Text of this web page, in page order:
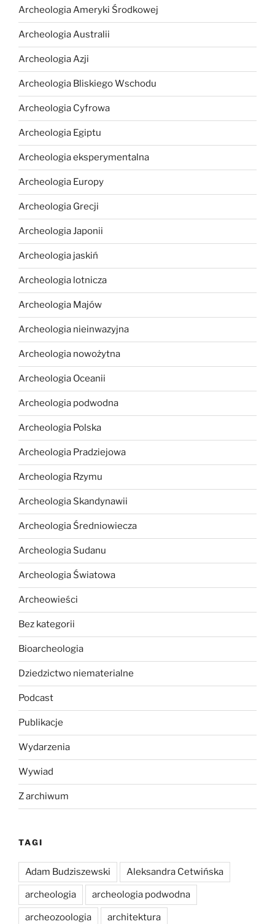
Archeologia Ameryki Środkowej
Archeologia Australii
Archeologia Azji
Archeologia Bliskiego Wschodu
Archeologia Cyfrowa
Archeologia Egiptu
Archeologia eksperymentalna
Archeologia Europy
Archeologia Grecji
Archeologia Japonii
Archeologia jaskiń
Archeologia lotnicza
Archeologia Majów
Archeologia nieinwazyjna
Archeologia nowożytna
Archeologia Oceanii
Archeologia podwodna
Archeologia Polska
Archeologia Pradziejowa
Archeologia Rzymu
Archeologia Skandynawii
Archeologia Średniowiecza
Archeologia Sudanu
Archeologia Światowa
Archeowieści
Bez kategorii
Bioarcheologia
Dziedzictwo niematerialne
Podcast
Publikacje
Wydarzenia
Wywiad
Z archiwum
TAGI
Adam Budziszewski Aleksandra Cetwińska
archeologia archeologia podwodna
archeozoologia architektura